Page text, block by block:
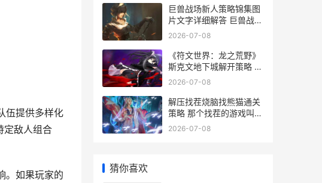
伍提供多样化
定敌人组合
。如果玩家的
巨兽战场新人策略锦集图
片文字详细解答 巨兽战场
新手攻略
2026-07-08
《符文世界：龙之荒野》
斯克文地下城解开策略 符
文世界龙之荒野高炉燃料
2026-07-08
解压找茬烧脑找熊猫通关
策略 那个找茬的游戏叫什
么
2026-07-08
猜你喜欢